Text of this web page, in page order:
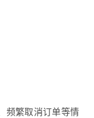
繁取消订单等情